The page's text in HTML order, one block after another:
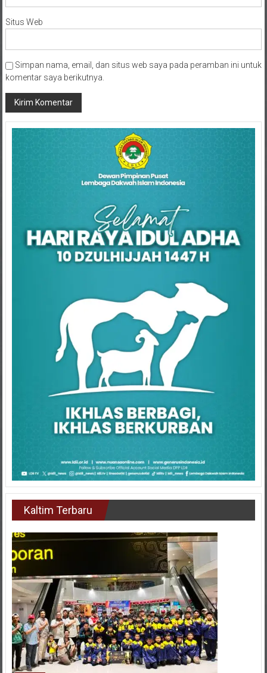
Situs Web
Simpan nama, email, dan situs web saya pada peramban ini untuk
komentar saya berikutnya.
Kaltim Terbaru